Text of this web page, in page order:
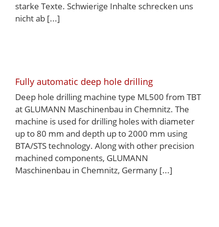
starke Texte. Schwierige Inhalte schrecken uns
nicht ab [...]
Fully automatic deep hole drilling
Deep hole drilling machine type ML500 from TBT
at GLUMANN Maschinenbau in Chemnitz. The
machine is used for drilling holes with diameter
up to 80 mm and depth up to 2000 mm using
BTA/STS technology. Along with other precision
machined components, GLUMANN
Maschinenbau in Chemnitz, Germany [...]